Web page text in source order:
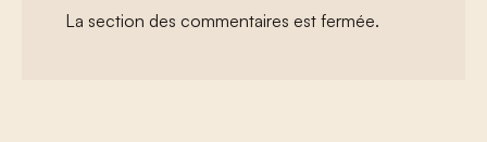
La section des commentaires est fermée.